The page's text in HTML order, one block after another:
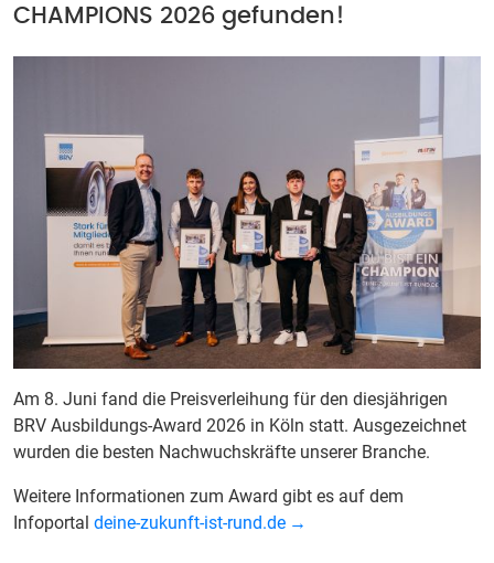
CHAMPIONS 2026 gefunden!
Am 8. Juni fand die Preisverleihung für den diesjährigen
BRV Ausbildungs-Award 2026 in Köln statt. Ausgezeichnet
wurden die besten Nachwuchskräfte unserer Branche.
Weitere Informationen zum Award gibt es auf dem
Infoportal deine-zukunft-ist-rund.de